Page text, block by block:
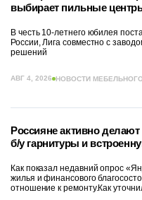
выбирает пильные
В честь 10-летнего юбилея
России, Лига совместно с
решений
АВГ 4, 2026 НОВОСТИ
Россияне активно
б/у гарнитуры и
Как показал недавний опрос
жилья и финансового
отношение к ремонту.Как